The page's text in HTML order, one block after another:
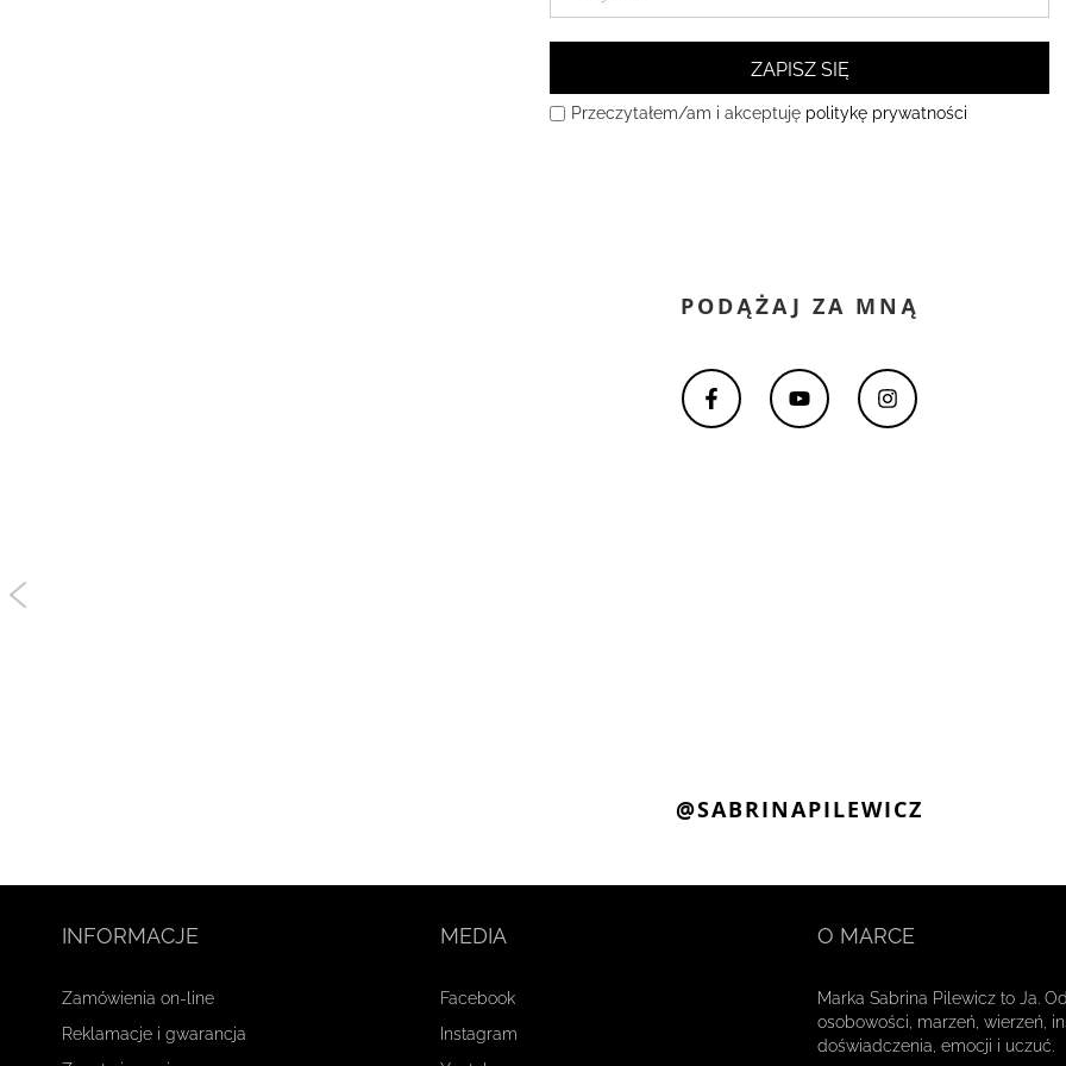
ZAPISZ SIĘ
Przeczytałem/am i akceptuję politykę prywatności
PODĄŻAJ ZA MNĄ
@SABRINAPILEWICZ
INFORMACJE
Zamówienia on-line
Reklamacje i gwarancja
MEDIA
Facebook
Instagram
O MARCE
Marka Sabrina Pilewicz to Ja.
osobowości, marzeń, wierzeń,
doświadczenia, emocji i uczuć.